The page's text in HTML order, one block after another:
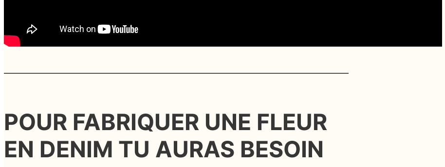
POUR FABRIQUER UNE FLEUR
EN DENIM TU AURAS BESOIN